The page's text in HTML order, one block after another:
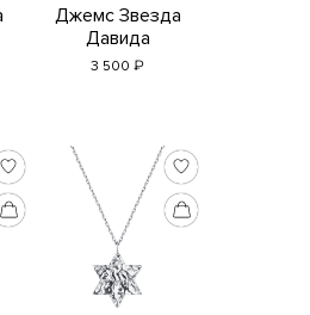
Джемс Звезда
Давида
3 500 ₽